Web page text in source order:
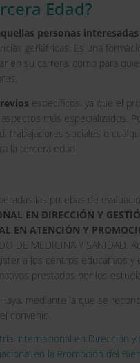
Edad?
personas
geriátricas. Es una
en su carrera, como para
específicos, ya que el
más especializados.
trabajadores sociales o
la tercera edad.
las pruebas de
EN DIRECCIÓN Y
EN ATENCIÓN Y
DE MEDICINA Y
a los centros educativos
prestados por los
mediante la que se
convenio.
Internacional en Dirección y
en la Promoción del